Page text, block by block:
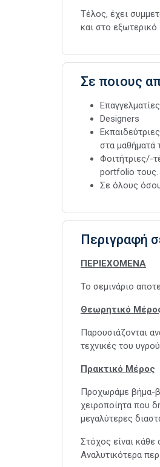
Τέλος, έχει
και στο εξωτερικό.
Σε ποιους
Designers
στα μαθήματά
Φοιτήτριες/-
portfolio τους.
Σε όλους
Περιγραφή
ΠΕΡΙΕΧΟΜΕΝΑ
Το σεμινάριο
Θεωρητικό
Παρουσιάζονται
τεχνικές του
Πρακτικό Μέρος
Προχωράμε βήμα-
χειροποίητα που
μεγαλύτερες
Στόχος είναι
Αναλυτικότερα